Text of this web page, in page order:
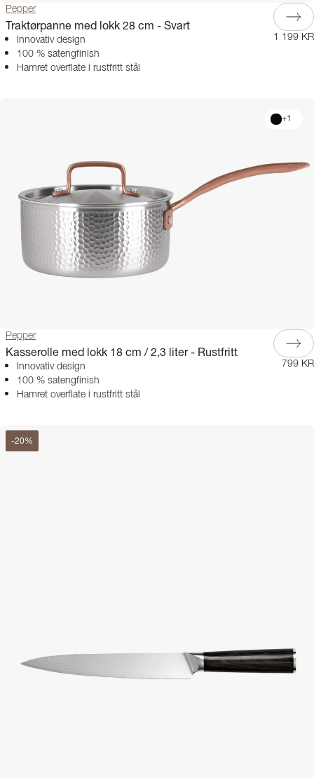
Pepper
Traktørpanne med lokk 28 cm - Svart
Innovativ design
100 % satengfinish
Hamret overflate i rustfritt stål
1 199 KR
+1
Pepper
Kasserolle med lokk 18 cm / 2,3 liter - Rustfritt
Innovativ design
100 % satengfinish
Hamret overflate i rustfritt stål
799 KR
-20%